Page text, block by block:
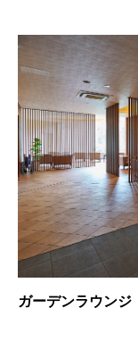
ガーデンラウンジ